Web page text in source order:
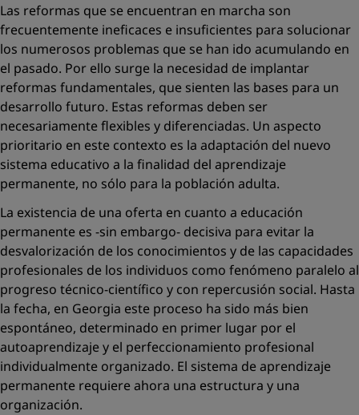
Las reformas que se encuentran en marcha son
frecuentemente ineficaces e insuficientes para solucionar
los numerosos problemas que se han ido acumulando en
el pasado. Por ello surge la necesidad de implantar
reformas fundamentales, que sienten las bases para un
desarrollo futuro. Estas reformas deben ser
necesariamente flexibles y diferenciadas. Un aspecto
prioritario en este contexto es la adaptación del nuevo
sistema educativo a la finalidad del aprendizaje
permanente, no sólo para la población adulta.
La existencia de una oferta en cuanto a educación
permanente es -sin embargo- decisiva para evitar la
desvalorización de los conocimientos y de las capacidades
profesionales de los individuos como fenómeno paralelo al
progreso técnico-científico y con repercusión social. Hasta
la fecha, en Georgia este proceso ha sido más bien
espontáneo, determinado en primer lugar por el
autoaprendizaje y el perfeccionamiento profesional
individualmente organizado. El sistema de aprendizaje
permanente requiere ahora una estructura y una
organización.